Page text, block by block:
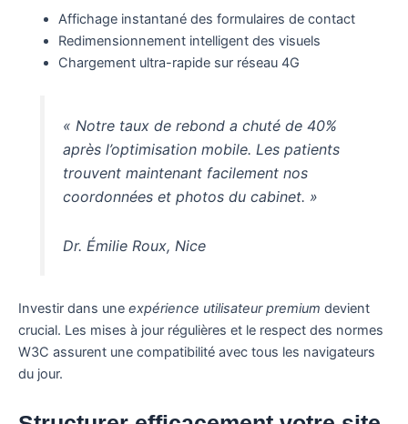
Affichage instantané des formulaires de contact
Redimensionnement intelligent des visuels
Chargement ultra-rapide sur réseau 4G
« Notre taux de rebond a chuté de 40%
après l’optimisation mobile. Les patients
trouvent maintenant facilement nos
coordonnées et photos du cabinet. »
Dr. Émilie Roux, Nice
Investir dans une expérience utilisateur premium devient
crucial. Les mises à jour régulières et le respect des normes
W3C assurent une compatibilité avec tous les navigateurs
du jour.